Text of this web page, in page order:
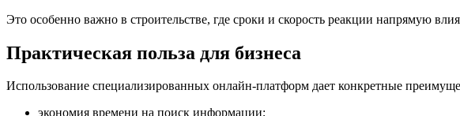
Это особенно важно в строительстве, где сроки и скорость реакции напрямую
Практическая польза для бизнеса
Использование специализированных онлайн-платформ дает конкретные
экономия времени на поиск информации;